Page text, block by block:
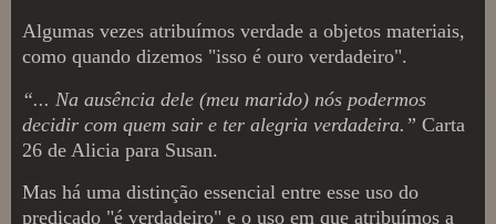
Algumas vezes atribuímos verdade a objetos materiais,
como quando dizemos "isso é ouro verdadeiro".
“... Na ausência dele (meu marido) nós podermos
decidir com quem sair e ter alegria verdadeira.” Carta
26 de Alicia para Susan.
Mas há uma distinção essencial entre esse uso do
predicado "é verdadeiro" e o uso em que atribuímos a